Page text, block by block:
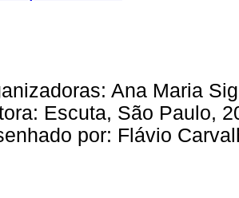
Ana Maria
Escuta, São Paulo,
por: Flávio